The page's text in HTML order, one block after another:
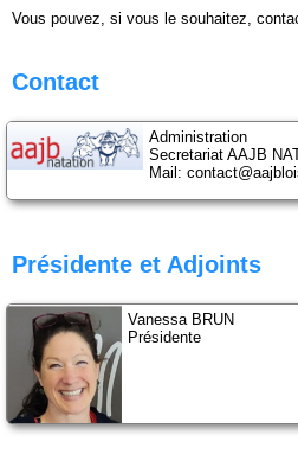
News
Activités
Compétitions-
Vous pouvez, si vous le souhaitez,
Contact
Administration
Secretariat AAJB
Mail:
Présidente et Adjoints
Vanessa BRUN
Présidente